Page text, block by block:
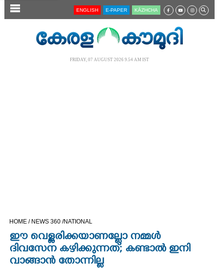
SECTIONS
OPINION
ENGLISH E-PAPER KĀZHCHA
FRIDAY, 07 AUGUST 2026 9.54 AM IST
HOME / NEWS 360 /NATIONAL
ഈ വെള്ളരിക്കയാണല്ലോ നമ്മൾ
ദിവസേന കഴിക്കുന്നത്; കണ്ടാൽ ഇനി
വാങ്ങാൻ തോന്നില്ല